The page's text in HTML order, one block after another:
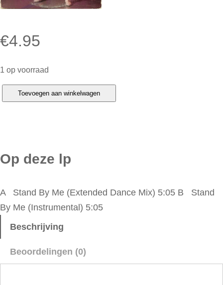
€4.95
1 op voorraad
c
W
h
t
Toevoegen aan winkelwagen
Op deze lp
A Stand By Me (Extended Dance Mix) 5:05 B Stand
By Me (Instrumental) 5:05
Beschrijving
Beoordelingen (0)